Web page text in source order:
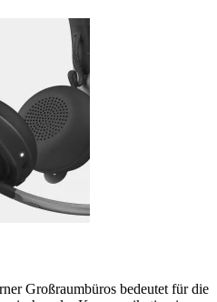
Großraumbüros bedeutet für die